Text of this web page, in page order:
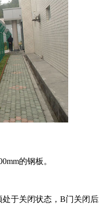
的钢板。
于关闭状态，B门关闭